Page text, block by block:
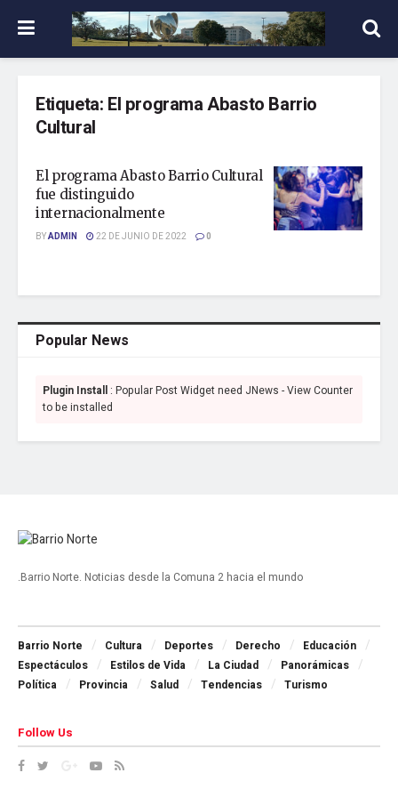
Etiqueta: El programa Abasto Barrio
Cultural
El programa Abasto Barrio Cultural
fue distinguido
internacionalmente
BYADMIN 22 DE JUNIO DE 2022 0
Popular News
Plugin Install : Popular Post Widget need JNews - View Counter
to be installed
.Barrio Norte. Noticias desde la Comuna 2 hacia el mundo
Barrio Norte Cultura Deportes Derecho
Educación
Espectáculos
Estilos de Vida La Ciudad
Panorámicas
Política
Provincia Salud Tendencias Turismo
Follow Us